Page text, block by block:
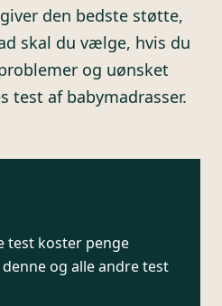
den bedste støtte,
skal du vælge, hvis du
og uønsket
test af babymadrasser.
test koster penge
og alle andre test